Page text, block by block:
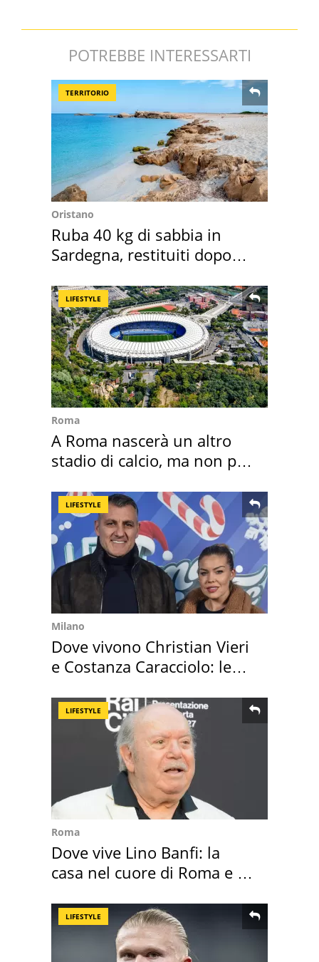
POTREBBE INTERESSARTI
TERRITORIO
Oristano
Ruba 40 kg di sabbia in
Sardegna, restituiti dopo
LIFESTYLE
Roma
A Roma nascerà un altro
stadio di calcio, ma non per
LIFESTYLE
Milano
Dove vivono Christian Vieri
e Costanza Caracciolo: le
LIFESTYLE
Roma
Dove vive Lino Banfi: la
casa nel cuore di Roma e i
LIFESTYLE